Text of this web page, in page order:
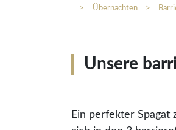
> Übernachten >
Unsere
Ein perfekter